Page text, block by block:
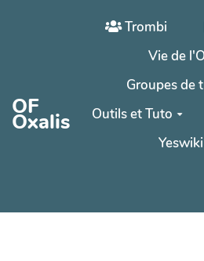
Aller au contenu principal
OF
Oxalis
Trombi
Vie de
Groupes de
Outils et Tuto
Yeswiki